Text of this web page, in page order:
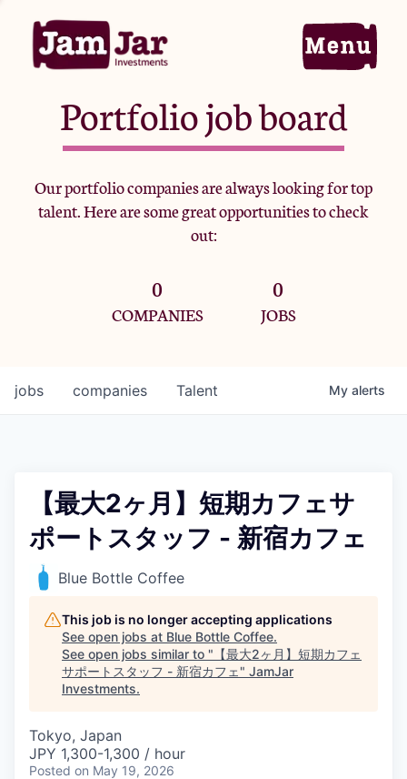
Home
Portfolio
Team
Criteria
Jobs
Portfolio job board
Our portfolio companies are always looking for top
talent. Here are some great opportunities to check
out:
0
COMPANIES
0
JOBS
jobs companies Talent My alerts
【最大2ヶ月】短期カフェサ
ポートスタッフ - 新宿カフェ
Blue Bottle Coffee
This job is no longer accepting applications
See open jobs at Blue Bottle Coffee.
See open jobs similar to " 【最大2ヶ月】短期カフェ
サポートスタッフ - 新宿カフェ " JamJar
Investments.
Tokyo, Japan
JPY 1,300-1,300 / hour
Posted on May 19, 2026